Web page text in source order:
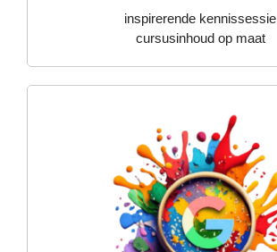
inspirerende kennissessie
cursusinhoud op maat